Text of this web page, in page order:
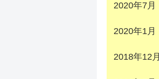
2020年7月
2020年1月
2018年12月